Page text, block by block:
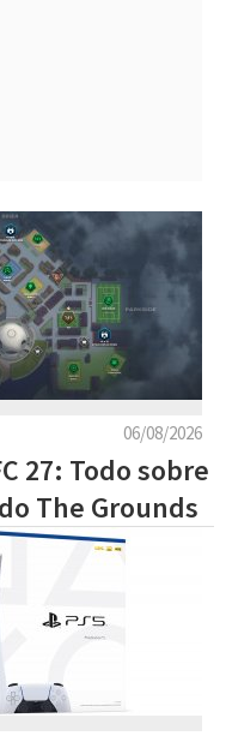
06/08/2026
27: Todo sobre
The Grounds